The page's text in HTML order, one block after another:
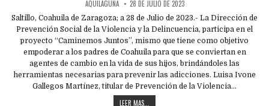
AQUILAGUNA 28 DE JULIO DE 2023
Saltillo, Coahuila de Zaragoza; a 28 de Julio de 2023.- La Dirección de
Prevención Social de la Violencia y la Delincuencia, participa en el
proyecto “Caminemos Juntos”, mismo que tiene como objetivo
empoderar a los padres de Coahuila para que se conviertan en
agentes de cambio en la vida de sus hijos, brindándoles las
herramientas necesarias para prevenir las adicciones. Luisa Ivone
Gallegos Martínez, titular de Prevención de la Violencia…
LEER MAS...